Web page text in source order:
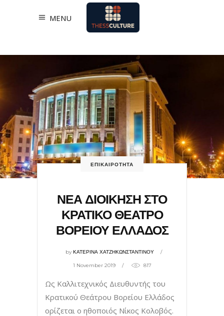
MENU
ΕΠΙΚΑΙΡΟΤΗΤΑ
ΝΕΑ ΔΙΟΙΚΗΣΗ ΣΤΟ
ΚΡΑΤΙΚΟ ΘΕΑΤΡΟ
ΒΟΡΕΙΟΥ ΕΛΛΑΔΟΣ
byΚΑΤΕΡΙΝΑ ΧΑΤΖΗΚΩΝΣΤΑΝΤΙΝΟΥ
1 November 2019 817
Ως Καλλιτεχνικός Διευθυντής του
Κρατικού Θεάτρου Βορείου Ελλάδος
ορίζεται ο ηθοποιός Νίκος Κολοβός.